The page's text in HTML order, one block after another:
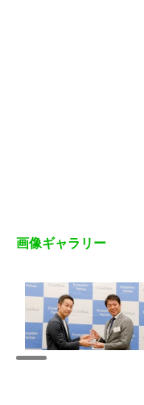
画像ギャラリー